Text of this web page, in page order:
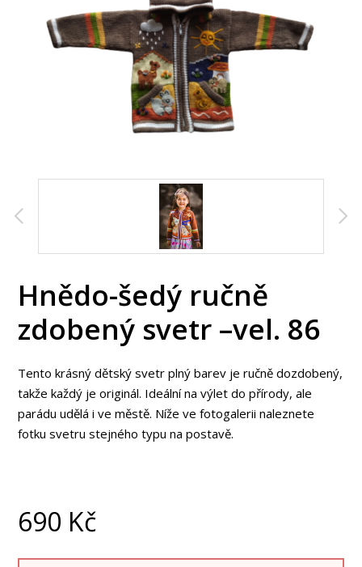
Hnědo-šedý ručně
zdobený svetr –vel. 86
Tento krásný dětský svetr plný barev je ručně dozdobený,
takže každý je originál. Ideální na výlet do přírody, ale
parádu udělá i ve městě. Níže ve fotogalerii naleznete
fotku svetru stejného typu na postavě.
690 Kč